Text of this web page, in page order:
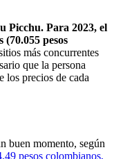
Picchu. Para 2023, el
(70.055 pesos
más concurrentes
que la persona
los precios de cada
buen momento, según
pesos colombianos,